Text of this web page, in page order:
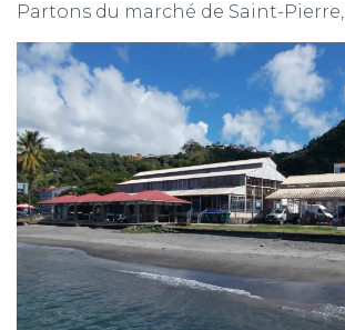
Partons du marché de Saint-Pierre,